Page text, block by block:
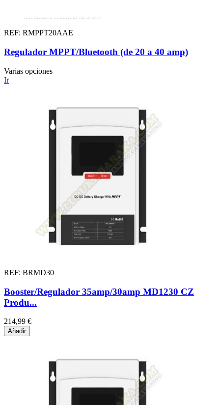
REF: RMPPT20AAE
Regulador MPPT/Bluetooth (de 20 a 40 amp)
Varias opciones
Ir
REF: BRMD30
Booster/Regulador 35amp/30amp MD1230 CZ
Produ...
214,99 €
Añadir